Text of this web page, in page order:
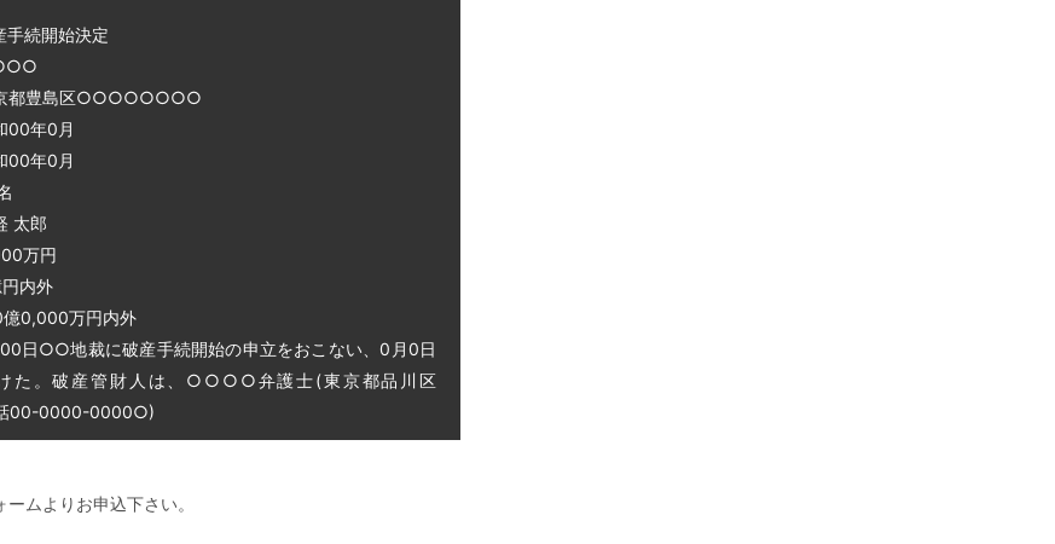
続開始決定
都豊島区○○○○○○○○
年0月
年0月
太郎
万円
内外
0,000万円内外
日○○地裁に破産手続開始の申立をおこない、0月0日
た。破産管財人は、○○○○弁護士(東京都品川区
0000-0000○)
ムよりお申込下さい。